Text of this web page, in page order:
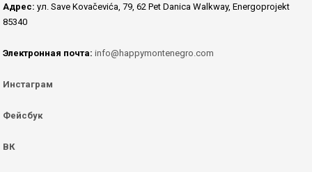
Адрес: ул. Save Kovačevića, 79, 62 Pet Danica Walkway, Energoprojekt
85340
Электронная почта: info@happymontenegro.com
Инстаграм
Фейсбук
ВК